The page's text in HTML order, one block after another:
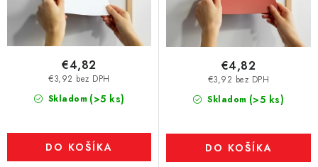
Skladom (>5 ks)
€3,92 bez DPH
€4,82
DO KOŠÍKA
Skladom (>5 ks)
€3,92 bez DPH
€4,82
DO KOŠÍKA